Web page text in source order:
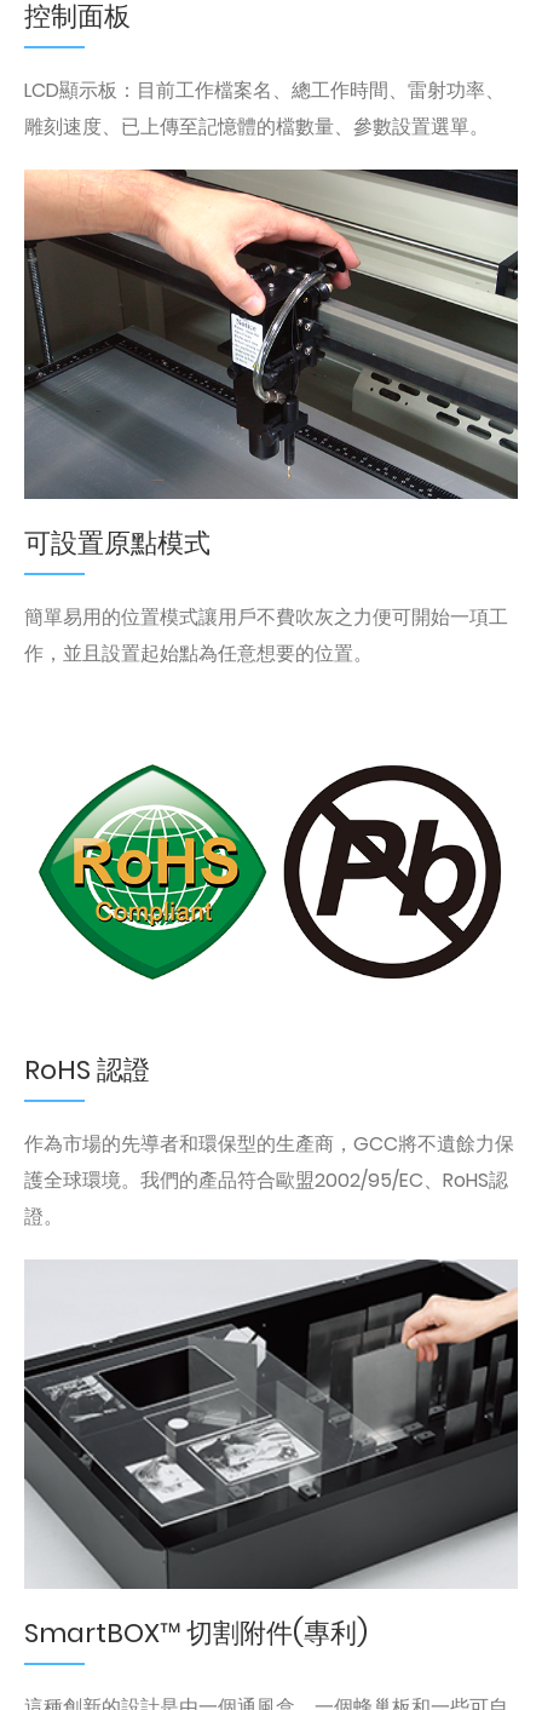
控制面板
LCD顯示板：目前工作檔案名、總工作時間、雷射功率、
雕刻速度、已上傳至記憶體的檔數量、參數設置選單。
可設置原點模式
簡單易用的位置模式讓用戶不費吹灰之力便可開始一項工
作，並且設置起始點為任意想要的位置。
RoHS 認證
作為市場的先導者和環保型的生產商，GCC將不遺餘力保
護全球環境。我們的產品符合歐盟2002/95/EC、RoHS認
證。
SmartBOX™ 切割附件(專利)